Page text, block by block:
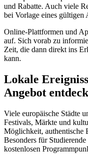
und Rabatte. Auch viele
bei Vorlage eines gültigen
Online-Plattformen und
auf. Sich vorab zu
Zeit, die dann direkt ins
kann.
Lokale
Angebot
Viele europäische Städte
Festivals, Märkte und
Möglichkeit, authentische
Besonders für
kostenlosen